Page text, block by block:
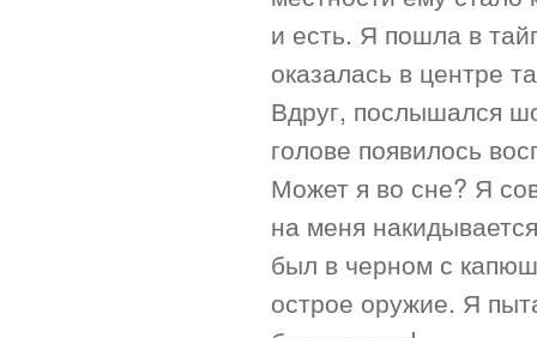
и есть. Я пошла в
оказалась в центре
Вдруг, послышался
голове появилось
Может я во сне? Я
на меня
был в черном с
острое оружие. Я